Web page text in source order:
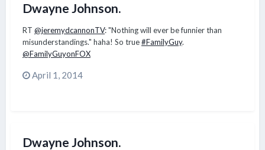
Dwayne Johnson.
RT @jeremydcannonTV: "Nothing will ever be funnier than
misunderstandings." haha! So true#FamilyGuy.
@FamilyGuyonFOX
April 1, 2014
Dwayne Johnson.